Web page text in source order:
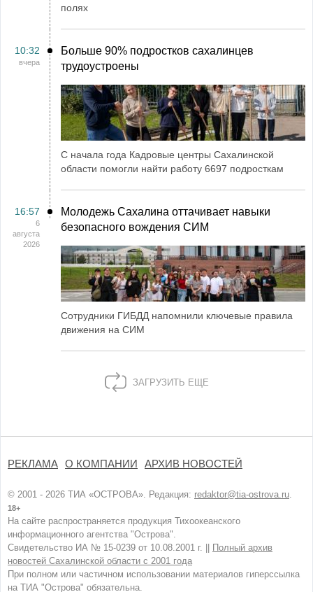
полях
10:32
вчера
Больше 90% подростков сахалинцев
трудоустроены
С начала года Кадровые центры Сахалинской
области помогли найти работу 6697 подросткам
16:57
6
августа
2026
Молодежь Сахалина оттачивает навыки
безопасного вождения СИМ
Сотрудники ГИБДД напомнили ключевые правила
движения на СИМ
ЗАГРУЗИТЬ ЕЩЕ
РЕКЛАМА О КОМПАНИИ АРХИВ НОВОСТЕЙ
© 2001 - 2026 ТИА «ОСТРОВА». Редакция: redaktor@tia-ostrova.ru
18+
На сайте распространяется продукция Тихоокеанского
информационного агентства "Острова".
Свидетельство ИА № 15-0239 от 10.08.2001 г. ||
Полный архив
новостей Сахалинской области с 2001 года
При полном или частичном использовании материалов гиперссылка
на ТИА "Острова" обязательна.